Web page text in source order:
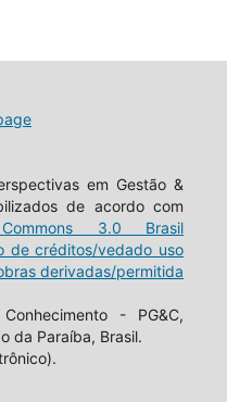
em Gestão &
de acordo com
3.0 Brasil
de créditos/vedado uso
derivadas/permitida
- PG&C,
da Paraíba, Brasil.